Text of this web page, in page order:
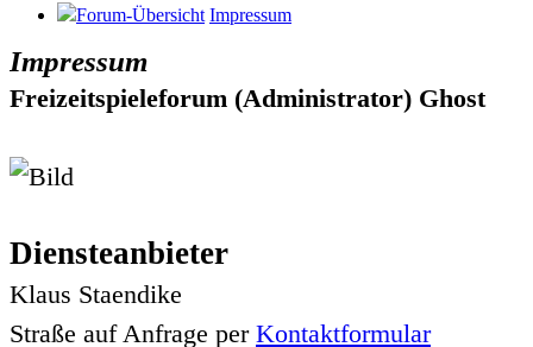
Forum-Übersicht Impressum
Impressum
Freizeitspieleforum (Administrator) Ghost
Diensteanbieter
Klaus Staendike
Straße auf Anfrage per Kontaktformular